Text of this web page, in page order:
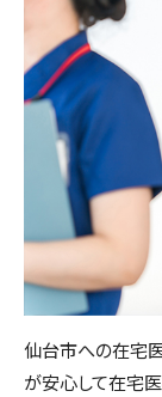
仙台市への在宅
が安心して在宅